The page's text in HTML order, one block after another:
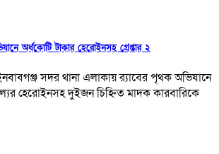
অর্ধকোটি টাকার হেরোইনসহ গ্রেপ্তার ২
সদর থানা এলাকায় র‍্যাবের পৃথক অভিযানে
হেরোইনসহ দুইজন চিহ্নিত মাদক কারবারিকে